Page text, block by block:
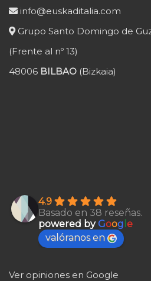
info@euskaditalia.com
Grupo Santo Domingo de
(Frente al nº 13)
48006 BILBAO (Bizkaia)
4.9
Basado en 38 reseñas.
powered byGoog e
valóranos en
Ver opiniones en Google